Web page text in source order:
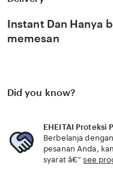
global. Dengan
eksklusif.
Instant Dan Hanya
memesan
Did you know?
EHEITAI Proteksi
Berbelanja
pesanan Anda,
syarat â€”see